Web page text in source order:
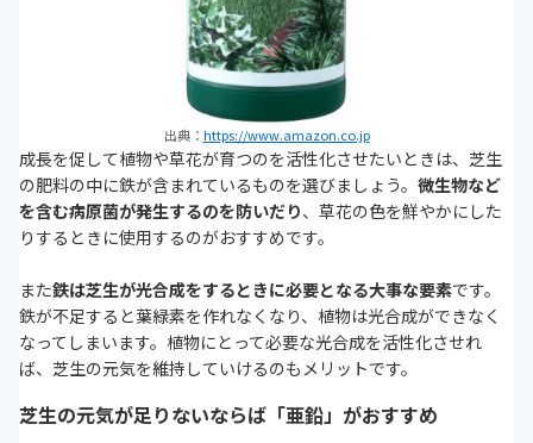
出典： https://www.amazon.co.jp
成長を促して植物や草花が育つのを活性化させたいときは、芝生
の肥料の中に鉄が含まれているものを選びましょう。 微生物など
を含む病原菌が発生するのを防いだり、草花の色を鮮やかにした
りするときに使用するのがおすすめです。
また鉄は芝生が光合成をするときに必要となる大事な要素です。
鉄が不足すると葉緑素を作れなくなり、植物は光合成ができなく
なってしまいます。植物にとって必要な光合成を活性化させれ
ば、芝生の元気を維持していけるのもメリットです。
芝生の元気が足りないならば「亜鉛」がおすすめ